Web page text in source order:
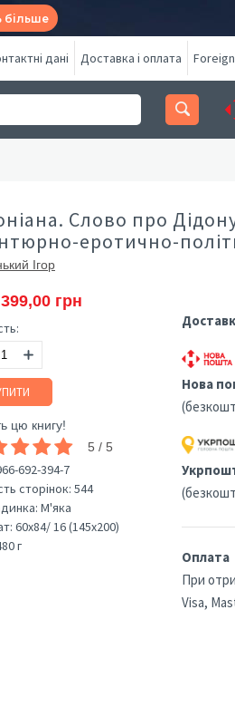
більше
дані Доставка і оплата
Слово про
еротично-
Ігор
399,00 грн
цю книгу!
5 / 5
692-394-7
сторінок: 544
М'яка
60х84/ 16 (145х200)
г
Нова
Оплата
При
Visa,